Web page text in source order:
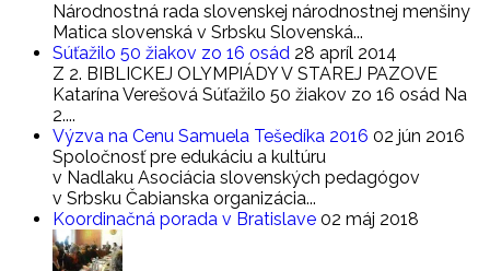
Národnostná rada slovenskej národnostnej menšiny
Maticа slovenská v Srbsku Slovenská...
Súťažilo 50 žiakov zo 16 osád 28 apríl 2014
Z 2. BIBLICKEJ OLYMPIÁDY V STAREJ PAZOVE
Katarína Verešová Súťažilo 50 žiakov zo 16 osád Na
2....
Výzva na Cenu Samuela Tešedíka 2016 02 jún 2016
Spoločnosť pre edukáciu a kultúru
v Nadlaku Asociácia slovenských pedagógov
v Srbsku Čabianska organizácia...
Koordinačná porada v Bratislave 02 máj 2018